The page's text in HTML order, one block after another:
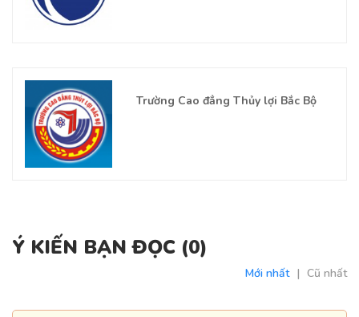
Trường Cao đẳng Thủy lợi Bắc Bộ
Ý KIẾN BẠN ĐỌC (0)
Mới nhất | Cũ nhất